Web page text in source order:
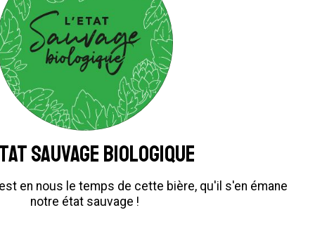
sauvage biologique
en nous le temps de cette bière, qu'il s'en émane
notre état sauvage !